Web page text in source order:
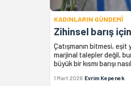
KADINLARIN GÜNDEMİ
Zihinsel barış
Çatışmanın bitmesi,
marjinal talepler değil,
büyük bir kısmı barışı
1 Mart 2026 Evrim Kepenek